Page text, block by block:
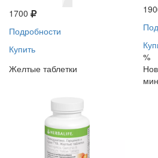
1700
Подробности
Купить
%
Желтые таблетки